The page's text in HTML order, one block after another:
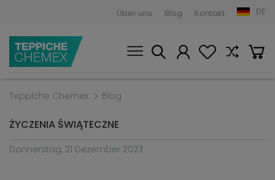
Über uns Blog Kontakt DE
Teppiche Chemex Blog
ŻYCZENIA ŚWIĄTECZNE
Donnerstag, 21 Dezember 2023